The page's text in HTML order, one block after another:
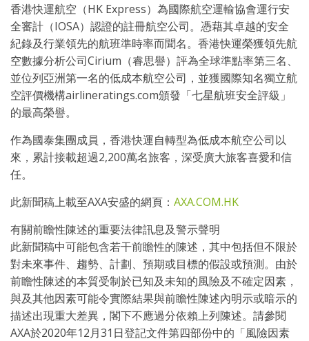
香港快運航空（HK Express）為國際航空運輸協會運行安
全審計（IOSA）認證的註冊航空公司。憑藉其卓越的安全
紀錄及行業領先的航班準時率而聞名。香港快運榮獲領先航
空數據分析公司Cirium（睿思譽）評為全球準點率第三名、
並位列亞洲第一名的低成本航空公司，並獲國際知名獨立航
空評價機構airlineratings.com頒發「七星航班安全評級」
的最高榮譽。
作為國泰集團成員，香港快運自轉型為低成本航空公司以
來，累計接載超過2,200萬名旅客，深受廣大旅客喜愛和信
任。
此新聞稿上載至AXA安盛的網頁： AXA.COM.HK
有關前瞻性陳述的重要法律訊息及警示聲明
此新聞稿中可能包含若干前瞻性的陳述，其中包括但不限於
對未來事件、趨勢、計劃、預期或目標的假設或預測。由於
前瞻性陳述的本質受制於已知及未知的風險及不確定因素，
與及其他因素可能令實際結果與前瞻性陳述內明示或暗示的
描述出現重大差異，閣下不應過分依賴上列陳述。請參閱
AXA於2020年12月31日登記文件第四部份中的「風險因素